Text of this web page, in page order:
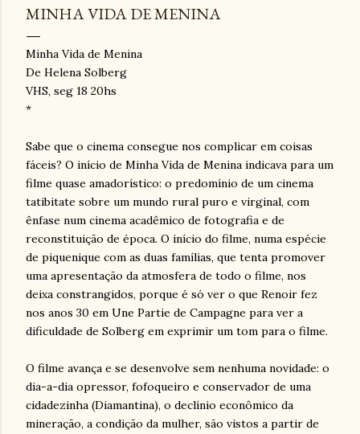
MINHA VIDA DE MENINA
Minha Vida de Menina
De Helena Solberg
VHS, seg 18 20hs
*
Sabe que o cinema consegue nos complicar em coisas
fáceis? O início de Minha Vida de Menina indicava para um
filme quase amadorístico: o predomínio de um cinema
tatibitate sobre um mundo rural puro e virginal, com
ênfase num cinema acadêmico de fotografia e de
reconstituição de época. O início do filme, numa espécie
de piquenique com as duas famílias, que tenta promover
uma apresentação da atmosfera de todo o filme, nos
deixa constrangidos, porque é só ver o que Renoir fez
nos anos 30 em Une Partie de Campagne para ver a
dificuldade de Solberg em exprimir um tom para o filme.
O filme avança e se desenvolve sem nenhuma novidade: o
dia-a-dia opressor, fofoqueiro e conservador de uma
cidadezinha (Diamantina), o declínio econômico da
mineração, a condição da mulher, são vistos a partir de